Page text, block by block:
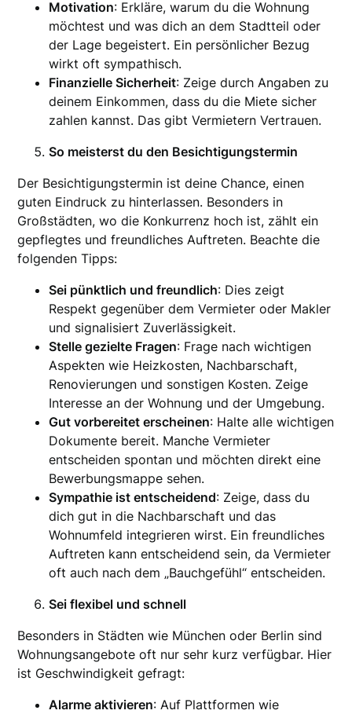
Motivation: Erkläre, warum du die Wohnung
möchtest und was dich an dem Stadtteil oder
der Lage begeistert. Ein persönlicher Bezug
wirkt oft sympathisch.
Finanzielle Sicherheit: Zeige durch Angaben zu
deinem Einkommen, dass du die Miete sicher
zahlen kannst. Das gibt Vermietern Vertrauen.
So meisterst du den Besichtigungstermin
Der Besichtigungstermin ist deine Chance, einen
guten Eindruck zu hinterlassen. Besonders in
Großstädten, wo die Konkurrenz hoch ist, zählt ein
gepflegtes und freundliches Auftreten. Beachte die
folgenden Tipps:
Sei pünktlich und freundlich: Dies zeigt
Respekt gegenüber dem Vermieter oder Makler
und signalisiert Zuverlässigkeit.
Stelle gezielte Fragen: Frage nach wichtigen
Aspekten wie Heizkosten, Nachbarschaft,
Renovierungen und sonstigen Kosten. Zeige
Interesse an der Wohnung und der Umgebung.
Gut vorbereitet erscheinen: Halte alle wichtigen
Dokumente bereit. Manche Vermieter
entscheiden spontan und möchten direkt eine
Bewerbungsmappe sehen.
Sympathie ist entscheidend: Zeige, dass du
dich gut in die Nachbarschaft und das
Wohnumfeld integrieren wirst. Ein freundliches
Auftreten kann entscheidend sein, da Vermieter
oft auch nach dem „Bauchgefühl“ entscheiden.
Sei flexibel und schnell
Besonders in Städten wie München oder Berlin sind
Wohnungsangebote oft nur sehr kurz verfügbar. Hier
ist Geschwindigkeit gefragt:
Alarme aktivieren: Auf Plattformen wie